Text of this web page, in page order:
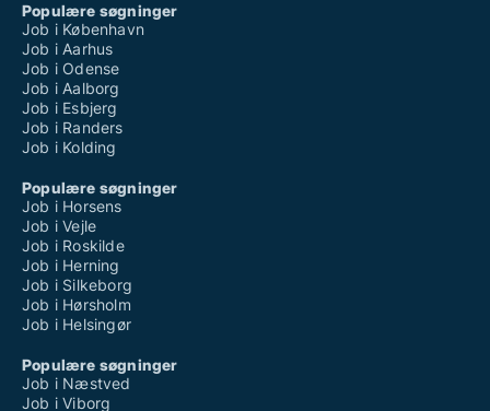
Populære søgninger
Job i København
Job i Aarhus
Job i Odense
Job i Aalborg
Job i Esbjerg
Job i Randers
Job i Kolding
Populære søgninger
Job i Horsens
Job i Vejle
Job i Roskilde
Job i Herning
Job i Silkeborg
Job i Hørsholm
Job i Helsingør
Populære søgninger
Job i Næstved
Job i Viborg